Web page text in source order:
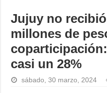
Jujuy no
millones de
casi un 28%
sábado, 30 marzo, 2024